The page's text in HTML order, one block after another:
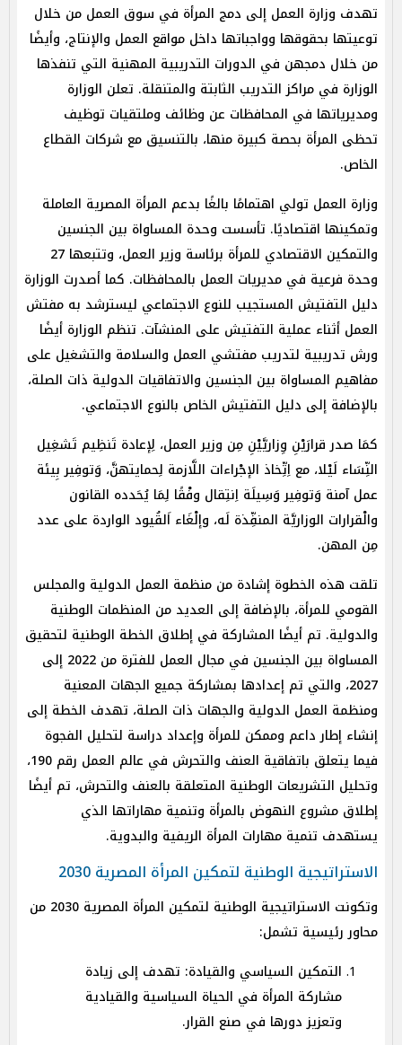
تهدف وزارة العمل إلى دمج المرأة في سوق العمل من خلال
توعيتها بحقوقها وواجباتها داخل مواقع العمل والإنتاج، وأيضًا
من خلال دمجهن في الدورات التدريبية المهنية التي تنفذها
الوزارة في مراكز التدريب الثابتة والمتنقلة. تعلن الوزارة
ومديرياتها في المحافظات عن وظائف وملتقيات توظيف
تحظى المرأة بحصة كبيرة منها، بالتنسيق مع شركات القطاع
الخاص.
وزارة العمل تولي اهتمامًا بالغًا بدعم المرأة المصرية العاملة
وتمكينها اقتصاديًا. تأسست وحدة المساواة بين الجنسين
والتمكين الاقتصادي للمرأة برئاسة وزير العمل، وتتبعها 27
وحدة فرعية في مديريات العمل بالمحافظات. كما أصدرت الوزارة
دليل التفتيش المستجيب للنوع الاجتماعي ليسترشد به مفتش
العمل أثناء عملية التفتيش على المنشآت. تنظم الوزارة أيضًا
ورش تدريبية لتدريب مفتشي العمل والسلامة والتشغيل على
مفاهيم المساواة بين الجنسين والاتفاقيات الدولية ذات الصلة،
بالإضافة إلى دليل التفتيش الخاص بالنوع الاجتماعي.
كمَا صدر قرارَيْنِ وِزاريَّيْنِ مِن وزير العمل، لِإعادة تَنظِيم تَشغِيل
النِّسَاء لَيْلا، مع اِتِّخاذ الإجْراءات اللَّازمة لِحمايتهنَّ، وَتوفِير بِيئة
عمل آمنة وَتوفِير وَسِيلَة اِنتِقال وفْقًا لِمَا يُحَدده القانون
والْقرارات الوزاريَّة المنفِّذة لَه، وإلْغَاء اَلقُيود الواردة على عدد
مِن المهن.
تلقت هذه الخطوة إشادة من منظمة العمل الدولية والمجلس
القومي للمرأة، بالإضافة إلى العديد من المنظمات الوطنية
والدولية. تم أيضًا المشاركة في إطلاق الخطة الوطنية لتحقيق
المساواة بين الجنسين في مجال العمل للفترة من 2022 إلى
2027، والتي تم إعدادها بمشاركة جميع الجهات المعنية
ومنظمة العمل الدولية والجهات ذات الصلة، تهدف الخطة إلى
إنشاء إطار داعم وممكن للمرأة وإعداد دراسة لتحليل الفجوة
فيما يتعلق باتفاقية العنف والتحرش في عالم العمل رقم 190،
وتحليل التشريعات الوطنية المتعلقة بالعنف والتحرش، تم أيضًا
إطلاق مشروع النهوض بالمرأة وتنمية مهاراتها الذي
يستهدف تنمية مهارات المرأة الريفية والبدوية.
الاستراتيجية الوطنية لتمكين المرأة المصرية 2030
وتكونت الاستراتيجية الوطنية لتمكين المرأة المصرية 2030 من
محاور رئيسية تشمل:
التمكين السياسي والقيادة: تهدف إلى زيادة
مشاركة المرأة في الحياة السياسية والقيادية
وتعزيز دورها في صنع القرار.